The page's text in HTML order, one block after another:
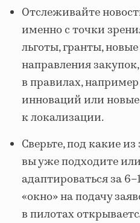
Отслеживайте
именно с точки
льготы, гранты,
направления
в правилах,
инноваций или
к локализации.
Сверьте, под какие
вы уже подходите
адаптироваться за
«окно» на подачу
в пилотах